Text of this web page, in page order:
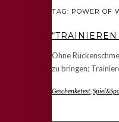
TAG: POWER OF
Ohne
zu bringen;
Geschenketest